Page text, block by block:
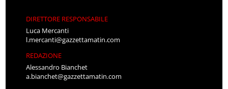
DIRETTORE RESPONSABILE
Luca Mercanti
l.mercanti@gazzettamatin.com
REDAZIONE
Alessandro Bianchet
a.bianchet@gazzettamatin.com